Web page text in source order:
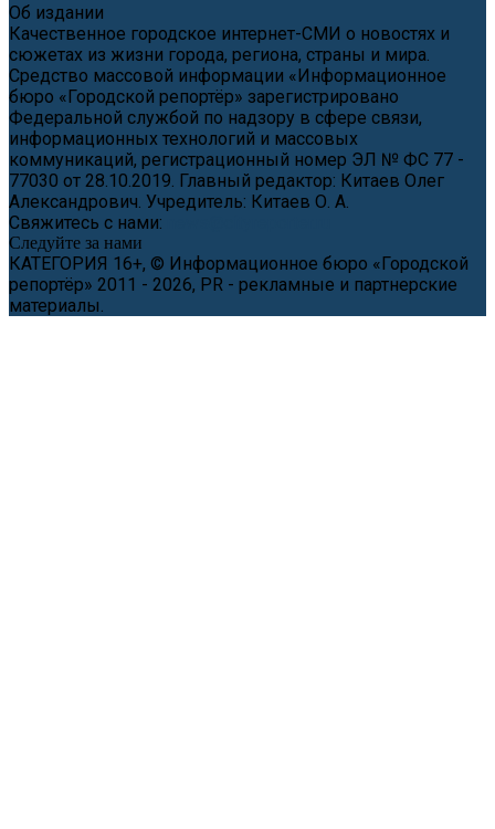
Об издании
Качественное городское интернет-СМИ о новостях и
сюжетах из жизни города, региона, страны и мира.
Средство массовой информации «Информационное
бюро «Городской репортёр» зарегистрировано
Федеральной службой по надзору в сфере связи,
информационных технологий и массовых
коммуникаций, регистрационный номер ЭЛ № ФС 77 -
77030 от 28.10.2019. Главный редактор: Китаев Олег
Александрович. Учредитель: Китаев О. А.
Свяжитесь с нами:
Следуйте за нами
КАТЕГОРИЯ 16+, © Информационное бюро «Городской
репортёр» 2011 - 2026, PR - рекламные и партнерские
материалы.